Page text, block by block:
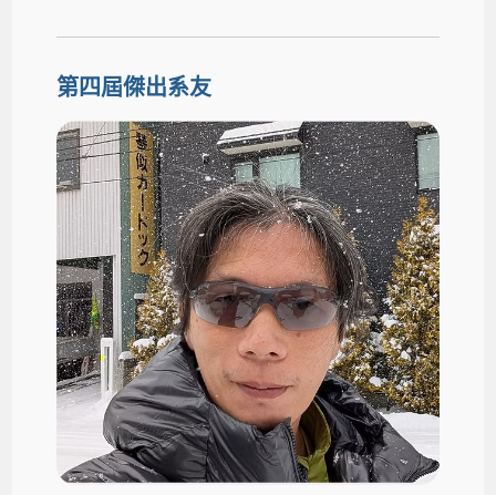
第四屆傑出系友